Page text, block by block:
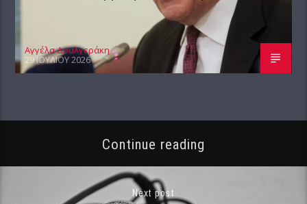
Αγγέλα Δουλγεράκη
29 ΙΟΥΛΊΟΥ 2026
Continue reading
Next post